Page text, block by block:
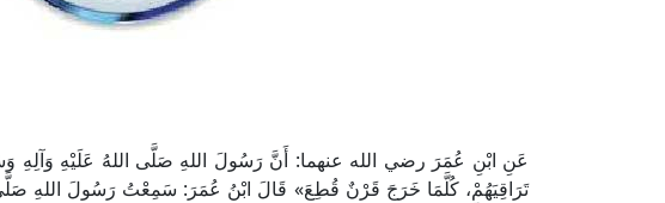
عَنِ ابْنِ عُمَرَ رضي الله عنهما: أَنَّ رَسُولَ اللهِ صَلَّى اللهُ عَلَيْهِ وَآلِهِ
تَرَاقِيَهُمْ، كُلَّمَا خَرَجَ قَرْنٌ قُطِعَ» قَالَ ابْنُ عُمَرَ: سَمِعْتُ رَسُولَ اللهِ